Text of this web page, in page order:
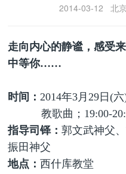
服务中心
时事新闻
2014-03-12 北
走向内心的静谧，感受
中等你……
时间： 2014年3月 29 日 (六
教歌曲； 19:00-
指导司铎： 郭文武神父
振田神父
地点： 西什库教堂